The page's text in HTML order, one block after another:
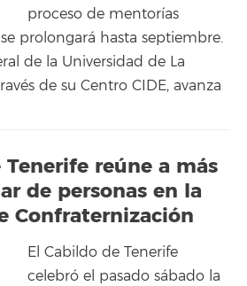
proceso de mentorías
prolongará hasta septiembre.
de la Universidad de La
de su Centro CIDE, avanza
reúne a más
de personas en la
Confraternización
El Cabildo de Tenerife
celebró el pasado sábado la